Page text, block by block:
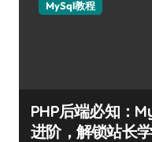
MySql教程
PHP后端必知：
进阶，解锁站长